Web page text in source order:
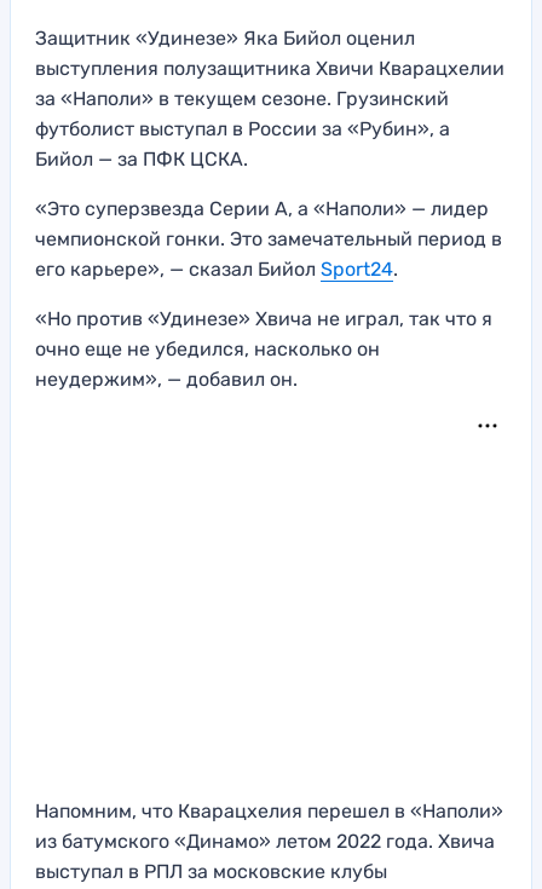
Защитник «Удинезе» Яка Бийол оценил
выступления полузащитника Хвичи Кварацхелии
за «Наполи» в текущем сезоне. Грузинский
футболист выступал в России за «Рубин», а
Бийол — за ПФК ЦСКА.
«Это суперзвезда Серии А, а «Наполи» — лидер
чемпионской гонки. Это замечательный период в
его карьере», — сказал Бийол Sport24.
«Но против «Удинезе» Хвича не играл, так что я
очно еще не убедился, насколько он
неудержим», — добавил он.
Напомним, что Кварацхелия перешел в «Наполи»
из батумского «Динамо» летом 2022 года. Хвича
выступал в РПЛ за московские клубы